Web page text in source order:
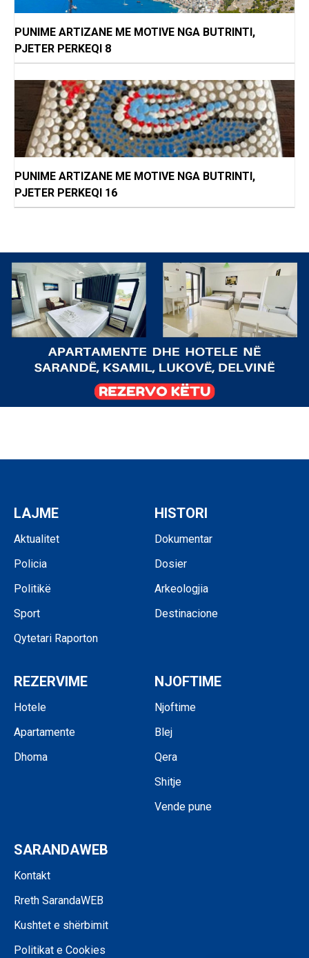
PUNIME ARTIZANE ME MOTIVE NGA BUTRINTI,
PJETER PERKEQI 8
PUNIME ARTIZANE ME MOTIVE NGA BUTRINTI,
PJETER PERKEQI 16
LAJME
Aktualitet
Policia
Politikë
Sport
Qytetari Raporton
HISTORI
Dokumentar
Dosier
Arkeologjia
Destinacione
REZERVIME
Hotele
Apartamente
Dhoma
NJOFTIME
Njoftime
Blej
Qera
Shitje
Vende pune
SARANDAWEB
Kontakt
Rreth SarandaWEB
Kushtet e shërbimit
Politikat e Cookies